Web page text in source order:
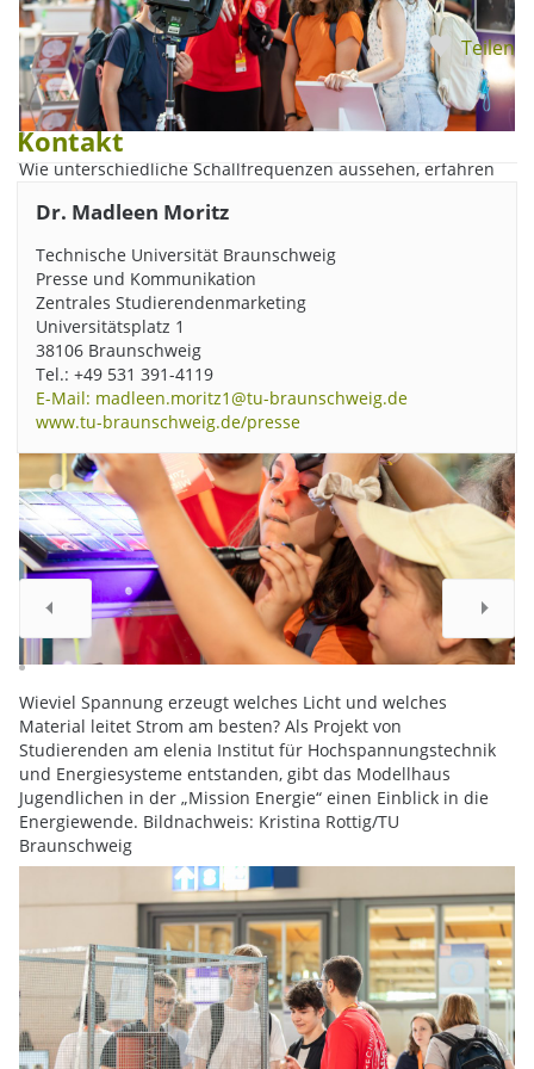
Wie unterschiedliche Schallfrequenzen aussehen, erfahren
Institut für Akustik und Dynamik) bei der akustischen Kamera,
des Instituts für Akustik und Dynamik erfasst und identifiziert
kleinste Geräuschquellen sofort und hilft so, Flugzeuge leiser
zu machen. Bildnachweis: Kristina Rottig/TU Braunschweig
Wieviel Spannung erzeugt welches Licht und welches
Material leitet Strom am besten? Als Projekt von
Studierenden am elenia Institut für Hochspannungstechnik
und Energiesysteme entstanden, gibt das Modellhaus
Jugendlichen in der „Mission Energie“ einen Einblick in die
Energiewende. Bildnachweis: Kristina Rottig/TU
Braunschweig
Teilen
Kontakt
Dr. Madleen Moritz
Technische Universität Braunschweig
Presse und Kommunikation
Zentrales Studierendenmarketing
Universitätsplatz 1
38106 Braunschweig
Tel.: +49 531 391-4119
E-Mail: madleen.moritz1@tu-braunschweig.de
www.tu-braunschweig.de/presse